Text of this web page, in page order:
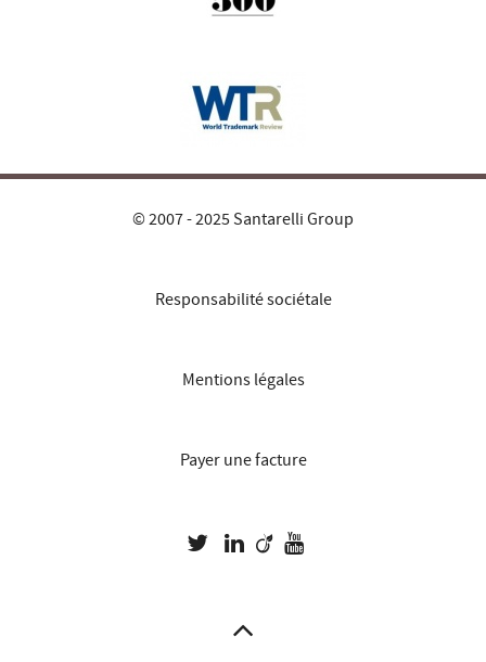
© 2007 - 2025 Santarelli Group
Responsabilité sociétale
Mentions légales
Payer une facture